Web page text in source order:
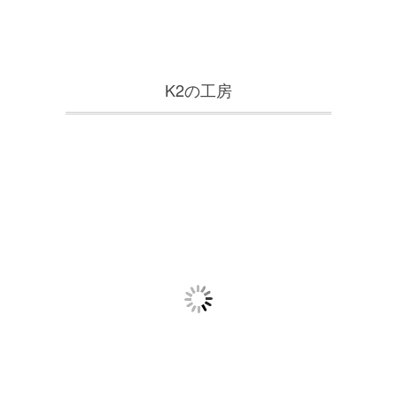
K2の工房